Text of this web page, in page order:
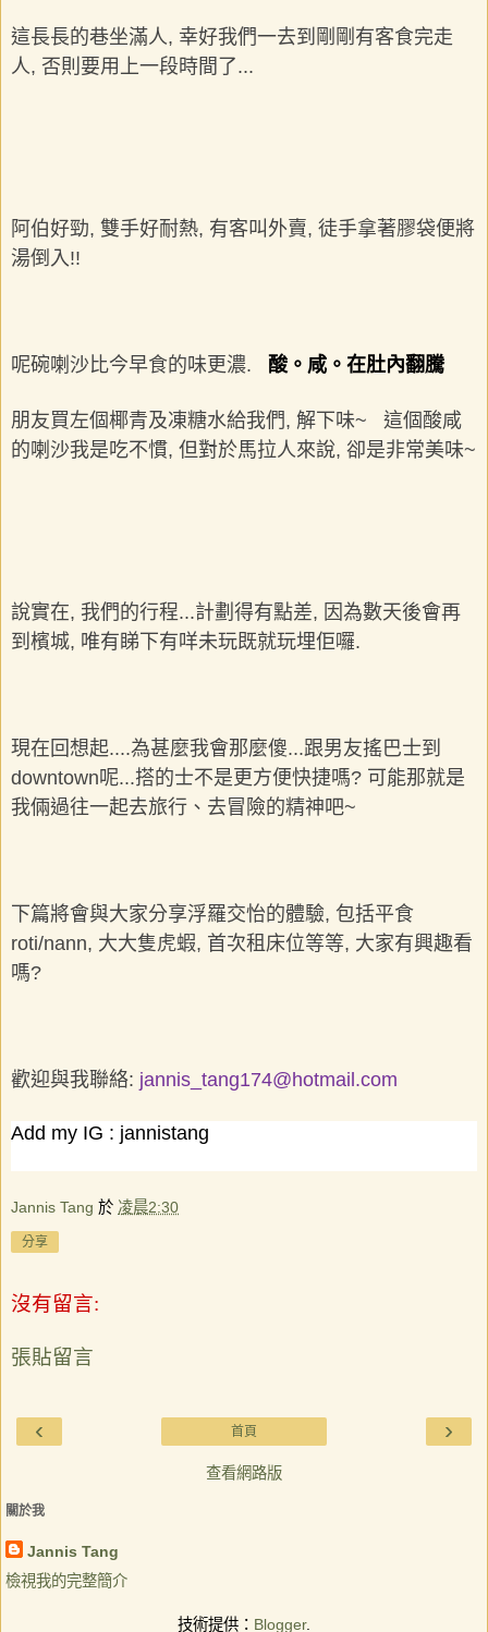
這長長的巷坐滿人, 幸好我們一去到剛剛有客食完走
人, 否則要用上一段時間了...
阿伯好勁, 雙手好耐熱, 有客叫外賣, 徒手拿著膠袋便將
湯倒入!!
呢碗喇沙比今早食的味更濃. 酸。咸。在肚內翻騰
朋友買左個椰青及凍糖水給我們, 解下味~ 這個酸咸
的喇沙我是吃不慣, 但對於馬拉人來說, 卻是非常美味~
說實在, 我們的行程...計劃得有點差, 因為數天後會再
到檳城, 唯有睇下有咩未玩既就玩埋佢囉.
現在回想起....為甚麼我會那麼傻...跟男友搖巴士到
downtown呢...搭的士不是更方便快捷嗎? 可能那就是
我倆過往一起去旅行、去冒險的精神吧~
下篇將會與大家分享浮羅交怡的體驗, 包括平食
roti/nann, 大大隻虎蝦, 首次租床位等等, 大家有興趣看
嗎?
歡迎與我聯絡: jannis_tang174@hotmail.com
Add my IG : jannistang
Jannis Tang 於 凌晨2:30
分享
沒有留言:
張貼留言
‹ ›
首頁
查看網路版
關於我
Jannis Tang
檢視我的完整簡介
技術提供： Blogger.